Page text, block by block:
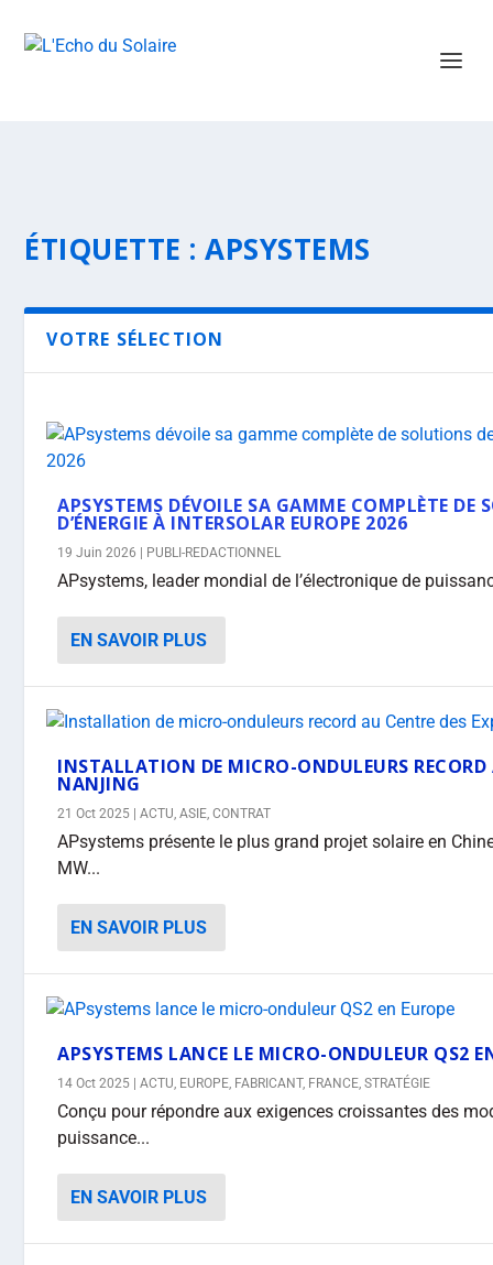
ÉTIQUETTE :APSYSTEMS
VOTRE SÉLECTION
APSYSTEMS DÉVOILE SA GAMME COMPLÈTE DE
D’ÉNERGIE À INTERSOLAR EUROPE 2026
19 Juin 2026 PUBLI-REDACTIONNEL
APsystems, leader mondial de l’électronique de
EN SAVOIR PLUS
INSTALLATION DE MICRO-ONDULEURS RECORD
NANJING
21 Oct 2025 |ACTU,ASIE,CONTRAT
APsystems présente le plus grand projet solaire en
MW...
EN SAVOIR PLUS
APSYSTEMS LANCE LE MICRO-ONDULEUR QS2
14 Oct 2025 |ACTU, EUROPE, FABRICANT, FRANCE,STRATÉGIE
Conçu pour répondre aux exigences croissantes des
puissance...
EN SAVOIR PLUS